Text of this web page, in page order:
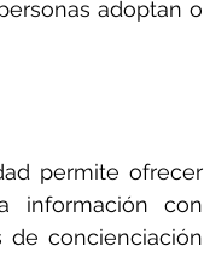
adoptan o
permite ofrecer
información con
de concienciación